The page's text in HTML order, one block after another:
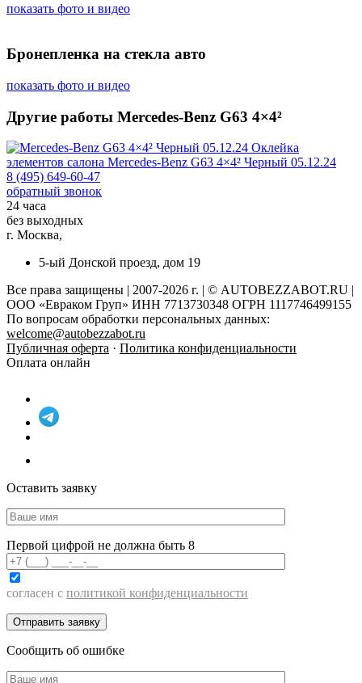
показать фото и видео
Бронепленка на стекла авто
показать фото и видео
Другие работы Mercedes-Benz G63 4×4²
Оклейка
элементов салона Mercedes-Benz G63 4×4² Черный 05.12.24
8 (495) 649-60-47
обратный звонок
24 часа
без выходных
г. Москва,
5-ый Донской проезд, дом 19
Все права защищены | 2007-2026 г. | © AUTOBEZZABOT.RU |
ООО «Евраком Груп» ИНН 7713730348 ОГРН 1117746499155
По вопросам обработки персональных данных:
welcome@autobezzabot.ru
Публичная оферта · Политика конфиденциальности
Оплата онлайн
Оставить заявку
Первой цифрой не должна быть 8
согласен с политикой конфиденциальности
Сообщить об ошибке